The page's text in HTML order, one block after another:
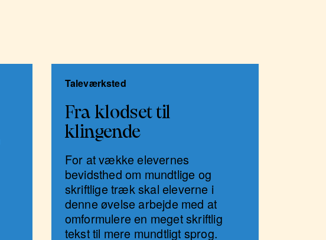
Taleværksted
Fra klodset til
klingende
For at vække elevernes
bevidsthed om mundtlige og
skriftlige træk skal eleverne i
denne øvelse arbejde med at
omformulere en meget skriftlig
tekst til mere mundtligt sprog.